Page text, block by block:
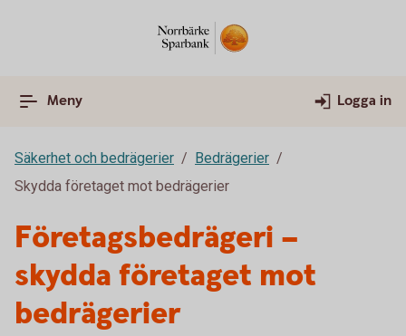
Meny Logga in
Säkerhet och bedrägerier
Bedrägerier
Skydda företaget mot bedrägerier
Företagsbedrägeri –
skydda företaget mot
bedrägerier